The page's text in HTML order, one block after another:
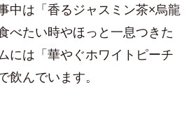
中は「香るジャスミン茶×烏龍
べたい時やほっと一息つきた
には「華やぐホワイトピーチ
飲んでいます。